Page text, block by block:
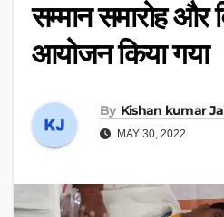
सम्मान समारोह और
आयोजन किया गया
By Kishan kumar
MAY 30, 2022